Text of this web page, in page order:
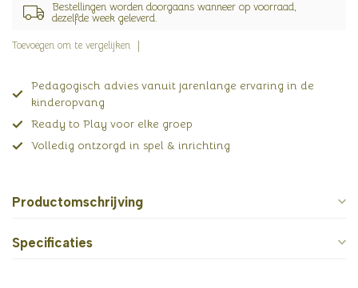
Bestellingen worden doorgaans wanneer op voorraad,
dezelfde week geleverd.
Toevoegen om te vergelijken
Pedagogisch advies vanuit jarenlange ervaring in de
kinderopvang
Ready to Play voor elke groep
Volledig ontzorgd in spel & inrichting
Productomschrijving
Specificaties